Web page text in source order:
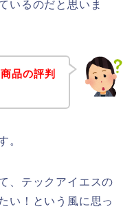
いるのだと思いま
品の評判
。
、テックアイエスの
い！という風に思っ